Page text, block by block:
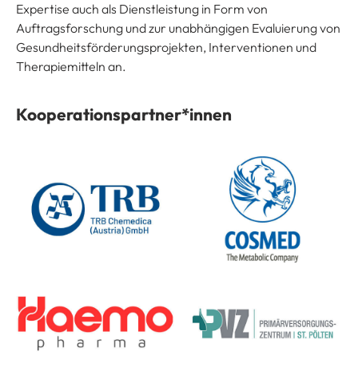
Expertise auch als Dienstleistung in Form von
Auftragsforschung und zur unabhängigen Evaluierung von
Gesundheitsförderungsprojekten, Interventionen und
Therapiemitteln an.
Kooperationspartner*innen